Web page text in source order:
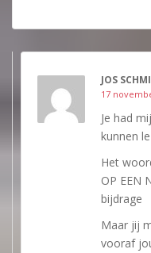
JOS
17
Je had
kunnen
Het
OP EEN
bijdrage
Maar jij
vooraf